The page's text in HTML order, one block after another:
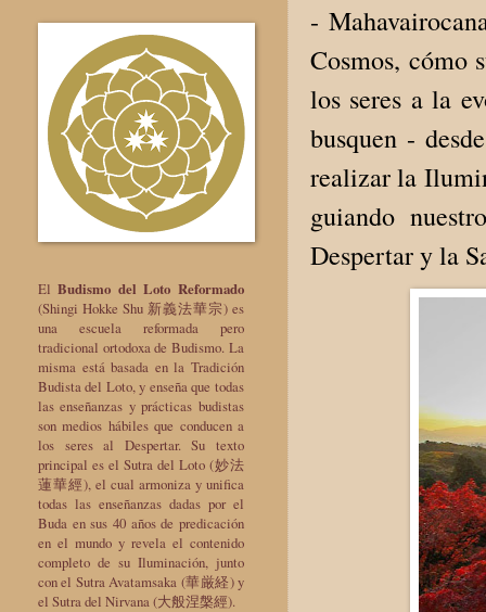
-
Cosmos, cómo
los seres a la
busquen -
realizar la
guiando
Despertar y la
ElBudismo del Loto Reformado
(Shingi Hokke Shu 新義法華宗) es
una escuela reformada pero
tradicional ortodoxa de Budismo. La
misma está basada en la Tradición
Budista del Loto, y enseña que todas
las enseñanzas y prácticas budistas
son medios hábiles que conducen a
los seres al Despertar. Su texto
principal es el Sutra del Loto (妙法
蓮華經), el cual armoniza y unifica
todas las enseñanzas dadas por el
Buda en sus 40 años de predicación
en el mundo y revela el contenido
completo de su Iluminación, junto
con el Sutra Avatamsaka (華厳経) y
el Sutra del Nirvana (大般涅槃經).